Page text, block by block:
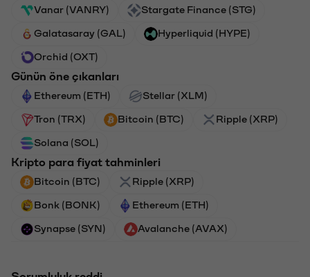
Vanar (VANRY) Stargate Finance (STG)
Galatasaray (GAL) Hyperliquid (HYPE)
Orchid (OXT)
Günün öne çıkanları
Ethereum (ETH) Stellar (XLM)
Tron (TRX) Bitcoin (BTC) Ripple (XRP)
Solana (SOL)
Kripto para fiyat tahminleri
Bitcoin (BTC) Ripple (XRP)
Bonk (BONK) Ethereum (ETH)
Synapse (SYN) Avalanche (AVAX)